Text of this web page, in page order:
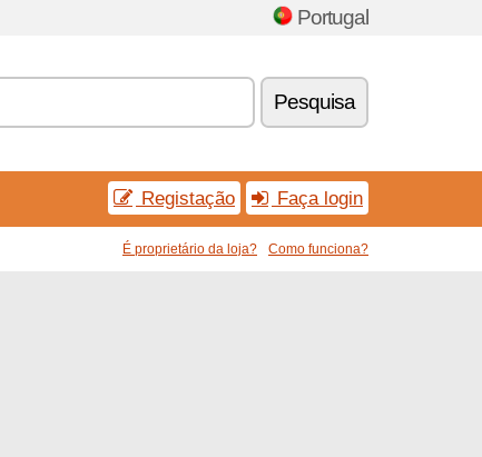
Portugal
Pesquisa
Registação Faça login
É proprietário da loja? Como funciona?